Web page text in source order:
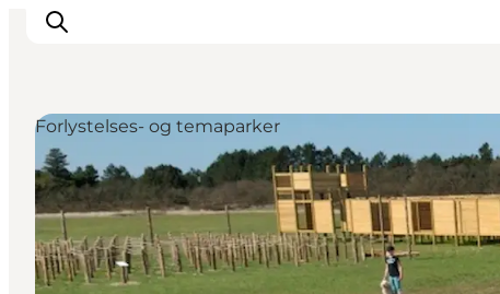
Oplevelser
Byer & Steder
Det sker
Overnatning
Forlystelses- og temaparker